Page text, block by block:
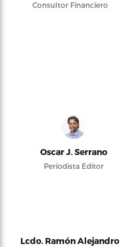
Consultor Financiero
Oscar J. Serrano
Periodista Editor
Lcdo. Ramón Alejandro